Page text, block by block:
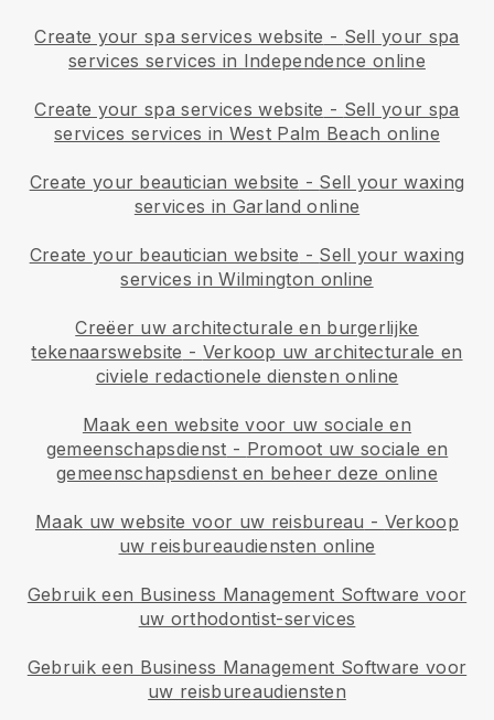
Create your spa services website - Sell your spa
services services in Independence online
Create your spa services website - Sell your spa
services services in West Palm Beach online
Create your beautician website - Sell your waxing
services in Garland online
Create your beautician website - Sell your waxing
services in Wilmington online
Creëer uw architecturale en burgerlijke
tekenaarswebsite - Verkoop uw architecturale en
civiele redactionele diensten online
Maak een website voor uw sociale en
gemeenschapsdienst - Promoot uw sociale en
gemeenschapsdienst en beheer deze online
Maak uw website voor uw reisbureau - Verkoop
uw reisbureaudiensten online
Gebruik een Business Management Software voor
uw orthodontist-services
Gebruik een Business Management Software voor
uw reisbureaudiensten